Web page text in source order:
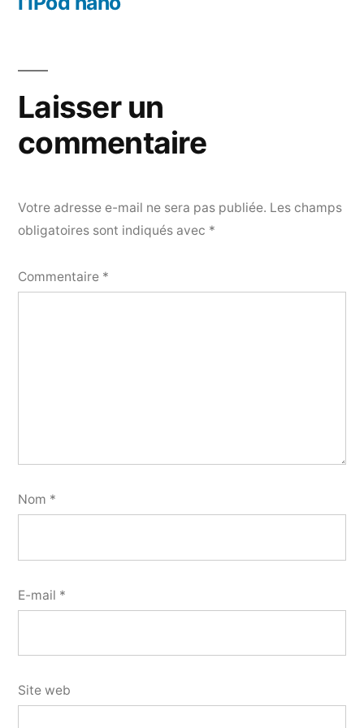
Laisser un
commentaire
Votre adresse e-mail ne sera pas publiée. Les champs
obligatoires sont indiqués avec *
Commentaire *
Nom *
E-mail *
Site web